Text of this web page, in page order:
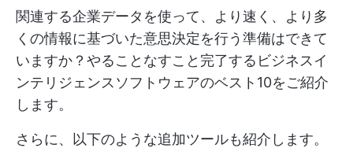
関連する企業データを使って、より速く、より多
くの情報に基づいた意思決定を行う準備はできて
いますか？やることなすこと完了するビジネスイ
ンテリジェンスソフトウェアのベスト10をご紹介
します。
さらに、以下のような追加ツールも紹介します。